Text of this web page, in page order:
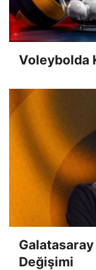
Voleybolda
Değişimi